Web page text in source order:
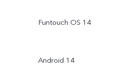
Funtouch OS 14
Android 14